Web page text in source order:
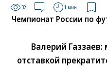
32 1 мин.
Чемпионат России по
Валерий
отставкой